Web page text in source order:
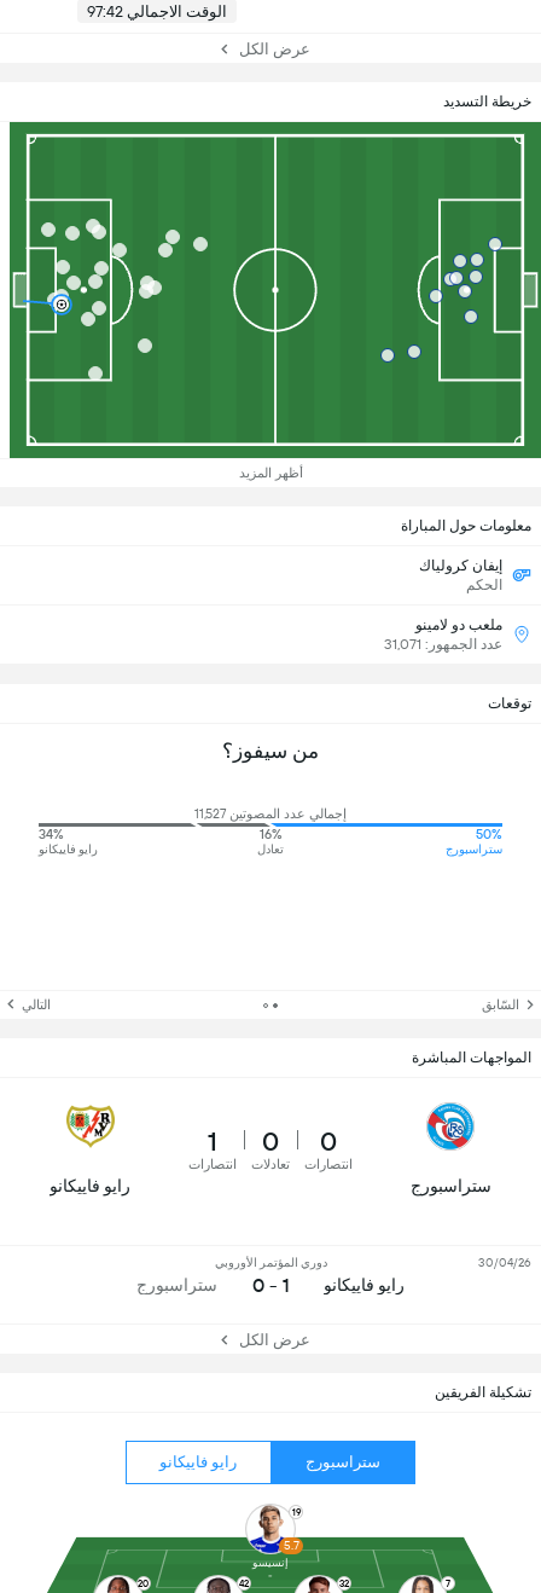
الوقت الاجمالي 97:42
عرض الكل
خريطة التسديد
أظهر المزيد
تشكيلة الفريقين
ستراسبورج رايو فاييكانو
20 42 32 7
19
5.7
إنسيسو
معلومات حول المباراة
إيفان كرولياك
الحكم
ملعب دو لامينو
عدد الجمهور: 31,071
توقعات
من سيفوز؟
إجمالي عدد المصوتين 11,527
50%
ستراسبورج
16%
تعادل
34%
رايو فاييكانو
السّابق التالي
المواجهات المباشرة
ستراسبورج
0
انتصارات
0
تعادلات
1
انتصارات
رايو فاييكانو
رايو فاييكانو
دوري المؤتمر الأوروبي
1 - 0 ستراسبورج
30/04/26
عرض الكل